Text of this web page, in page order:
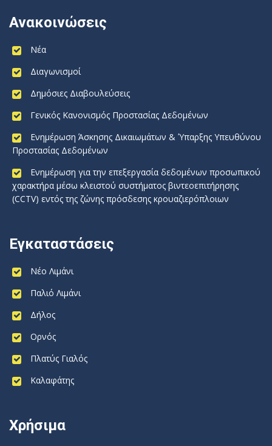
Ανακοινώσεις
Νέα
Διαγωνισμοί
Δημόσιες Διαβουλεύσεις
Γενικός Κανονισμός Προστασίας Δεδομένων
Ενημέρωση Άσκησης Δικαιωμάτων & Ύπαρξης Υπευθύνου
Προστασίας Δεδομένων
Ενημέρωση για την επεξεργασία δεδομένων προσωπικού
χαρακτήρα μέσω κλειστού συστήματος βιντεοεπιτήρησης
(CCTV) εντός της ζώνης πρόσδεσης κρουαζιερόπλοιων
Εγκαταστάσεις
Νέο Λιμάνι
Παλιό Λιμάνι
Δήλος
Ορνός
Πλατύς Γιαλός
Καλαφάτης
Χρήσιμα